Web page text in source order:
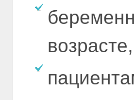
возрасте,